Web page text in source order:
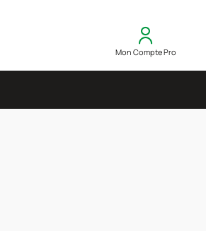
Mon Compte Pro